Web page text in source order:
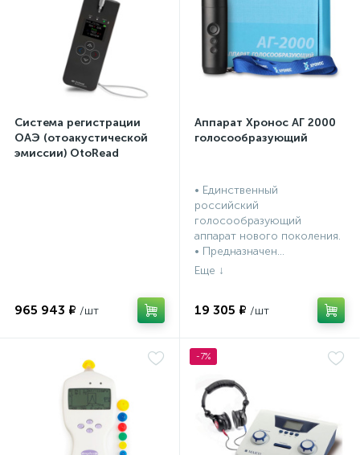
Система регистрации
ОАЭ (отоакустической
эмиссии) OtoRead
965 943 ₽
Аппарат Хронос АГ 2000
голосообразующий
• Единственный
российский
голосообразующий
аппарат нового поколения.
• Предназначен...
19 305 ₽
-7%